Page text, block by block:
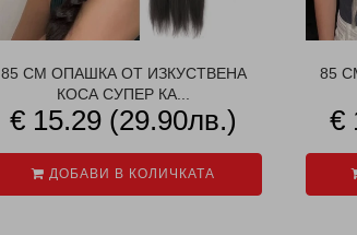
85 СМ ОПАШКА ОТ ИЗКУСТВЕНА
КОСА СУПЕР КА...
€ 15.29 (29.90лв.)
ДОБАВИ В КОЛИЧКАТА
85
€